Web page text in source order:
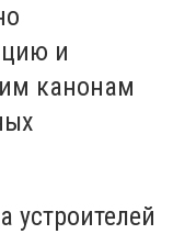
и
канонам
устроителей